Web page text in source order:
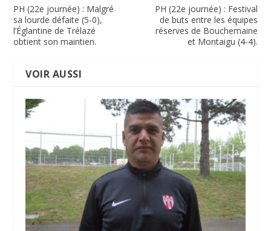
PH (22e journée) : Malgré
sa lourde défaite (5-0),
l’Églantine de Trélazé
obtient son maintien.
PH (22e journée) : Festival
de buts entre les équipes
réserves de Bouchemaine
et Montaigu (4-4).
VOIR AUSSI